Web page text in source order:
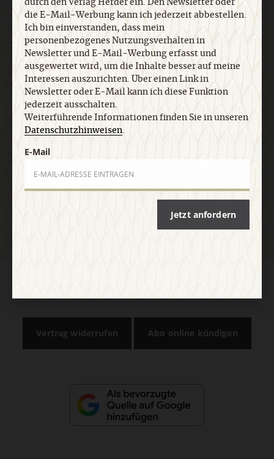
ausgewertet wird, um die Inhalte besser auf meine
Interessen auszurichten. Über einen Link in
Newsletter oder E-Mail kann ich diese Funktion
jederzeit ausschalten. Weiterführende
Informationen finden Sie in unseren
Datenschutzhinweisen.
E-Mail
Jetzt anmelden
Vertrag widerrufen Abo online kündigen
durch den Verlag Herder ein. Den Newsletter oder
die E-Mail-Werbung kann ich jederzeit abbestellen.
Ich bin einverstanden, dass mein
personenbezogenes Nutzungsverhalten in
Newsletter und E-Mail-Werbung erfasst und
ausgewertet wird, um die Inhalte besser auf meine
Interessen auszurichten. Über einen Link in
Newsletter oder E-Mail kann ich diese Funktion
jederzeit ausschalten.
Weiterführende Informationen finden Sie in unseren
Datenschutzhinweisen.
E-Mail
Jetzt anfordern